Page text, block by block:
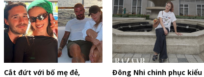
Cắt đứt với bố mẹ đẻ,
Đông Nhi chinh phục kiểu